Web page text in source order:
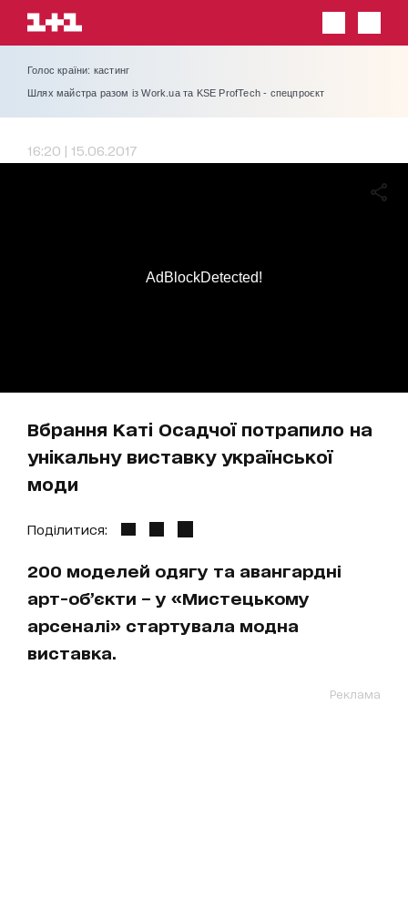
Голос країни: кастинг
Шлях майстра разом із Work.ua та KSE ProfTech - спецпроєкт
16:20 | 15.06.2017
Вбрання Каті Осадчої потрапило на
унікальну виставку української
моди
AdBlockDetected!
Поділитися:
200 моделей одягу та авангардні
арт-об’єкти – у «Мистецькому
арсеналі» стартувала модна
виставка.
Реклама